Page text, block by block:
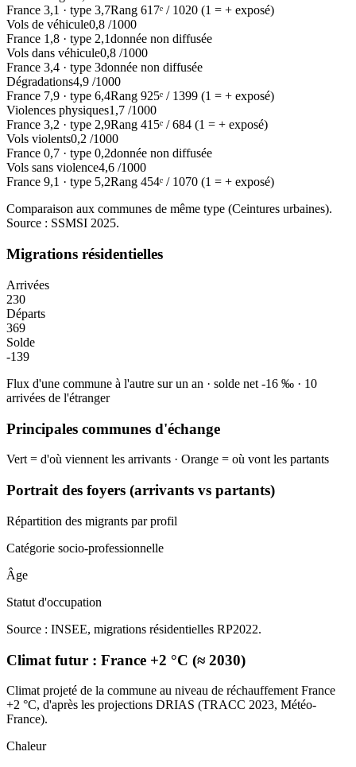
France 3,1 · type 3,7Rang 617ᵉ / 1020 (1 = + exposé)
Vols de véhicule0,8 /1000
France 1,8 · type 2,1donnée non diffusée
Vols dans véhicule0,8 /1000
France 3,4 · type 3donnée non diffusée
Dégradations4,9 /1000
France 7,9 · type 6,4Rang 925ᵉ / 1399 (1 = + exposé)
Violences physiques1,7 /1000
France 3,2 · type 2,9Rang 415ᵉ /684 (1 = + exposé)
Vols violents0,2 /1000
France 0,7 · type 0,2donnée non diffusée
Vols sans violence4,6 /1000
France 9,1 · type 5,2Rang 454ᵉ / 1070 (1 = + exposé)
Comparaison aux communes de même type (Ceintures urbaines).
Source : SSMSI 2025.
Migrations résidentielles
Arrivées
230
Départs
369
Solde
-139
Flux d'une commune à l'autre sur un an · solde net -16 ‰ · 10
arrivées de l'étranger
Principales communes d'échange
Vert = d'où viennent les arrivants · Orange = où vont les partants
Portrait des foyers (arrivants vs partants)
Répartition des migrants par profil
Catégorie socio-professionnelle
Âge
Statut d'occupation
Source : INSEE, migrations résidentielles RP2022.
Climat futur : France +2 °C (≈ 2030)
Climat projeté de la commune au niveau de réchauffement France
+2 °C, d'après les projections DRIAS (TRACC 2023, Météo-
France).
Chaleur